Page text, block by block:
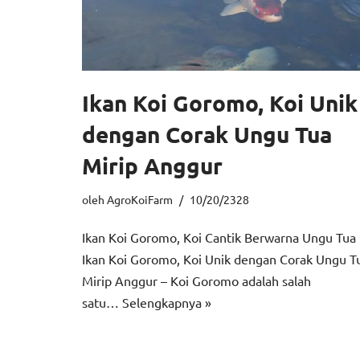
Ikan Koi Goromo, Koi Unik
dengan Corak Ungu Tua
Mirip Anggur
oleh AgroKoiFarm 10/20/2328
Ikan Koi Goromo, Koi Cantik Berwarna Ungu Tua
Ikan Koi Goromo, Koi Unik dengan Corak Ungu
Mirip Anggur – Koi Goromo adalah salah
satu… Selengkapnya »